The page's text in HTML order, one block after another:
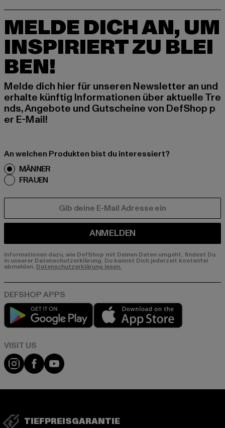
MELDE DICH AN, UM
INSPIRIERT ZU BLEI
BEN!
Melde dich hier für unseren Newsletter an und
erhalte künftig Informationen über aktuelle Tre
nds, Angebote und Gutscheine von DefShop p
er E-Mail!
An welchen Produkten bist du interessiert?
MÄNNER
FRAUEN
ANMELDEN
Informationen dazu, wie DefShop mit Deinen Daten umgeht, findest Du
in unserer Datenschutzerklärung. Du kannst Dich jederzeit kostenfei
abmelden. Datenschutzerklärung lesen.
Play market
Visit our Instagram page:
Visit our Facebook page:
Visit our YouTube channel:
TIEFPREISGARANTIE